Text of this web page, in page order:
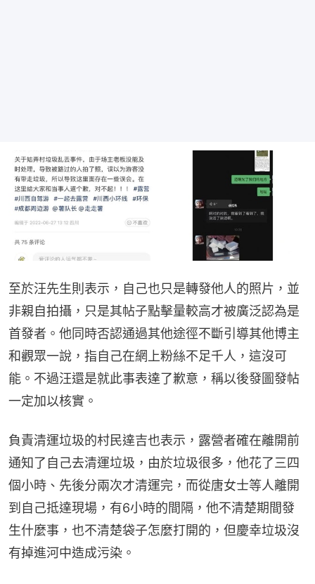
至於汪先生則表示，自己也只是轉發他人的照片，並
非親自拍攝，只是其帖子點擊量較高才被廣泛認為是
首發者。他同時否認通過其他途徑不斷引導其他博主
和觀眾一說，指自己在網上粉絲不足千人，這沒可
能。不過汪還是就此事表達了歉意，稱以後發圖發帖
一定加以核實。
負責清運垃圾的村民達吉也表示，露營者確在離開前
通知了自己去清運垃圾，由於垃圾很多，他花了三四
個小時、先後分兩次才清運完，而從唐女士等人離開
到自己抵達現場，有6小時的間隔，他不清楚期間發
生什麼事，也不清楚袋子怎麼打開的，但慶幸垃圾沒
有掉進河中造成污染。